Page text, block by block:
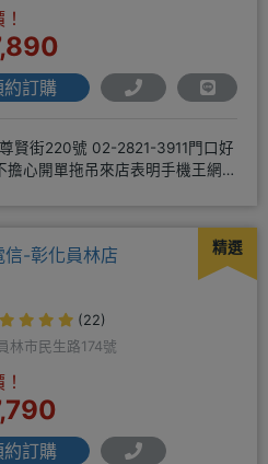
約訂購
賢街220號 02-2821-3911門口好
擔心開單拖吊來店表明手機王網
精選
信-彰化員林店
(22)
林市民生路174號
約訂購